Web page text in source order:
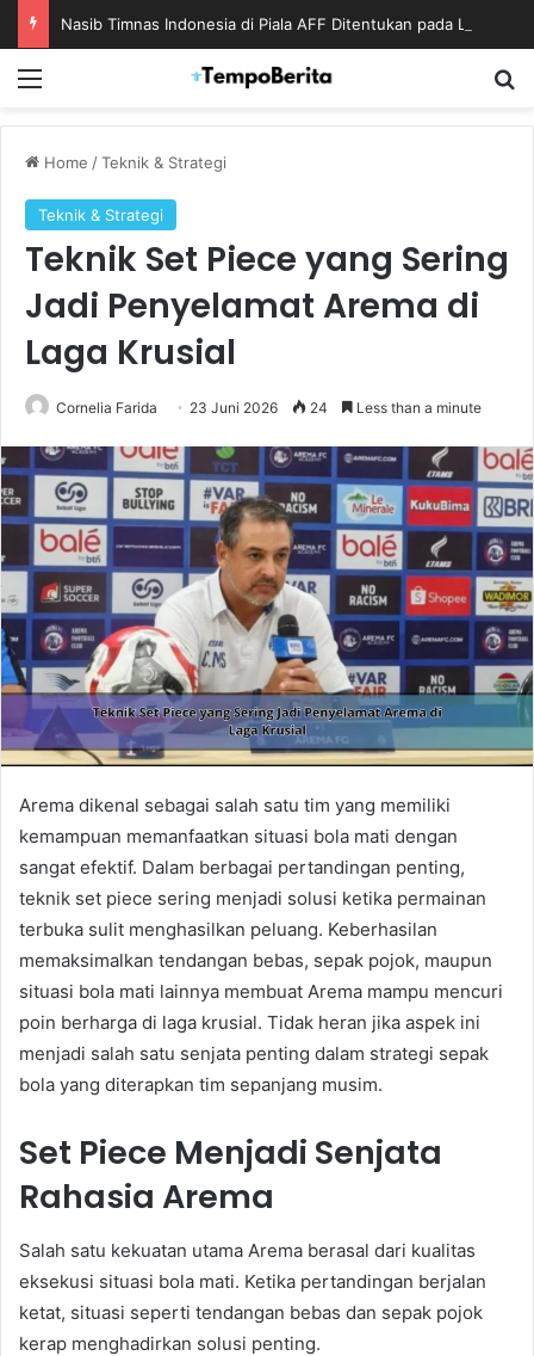
Home /Teknik & Strategi
Teknik & Strategi
Teknik Set Piece yang Sering
Jadi Penyelamat Arema di
Laga Krusial
Cornelia Farida 23 Juni 2026 24 Less than a minute
Arema dikenal sebagai salah satu tim yang memiliki
kemampuan memanfaatkan situasi bola mati dengan
sangat efektif. Dalam berbagai pertandingan penting,
teknik set piece sering menjadi solusi ketika permainan
terbuka sulit menghasilkan peluang. Keberhasilan
memaksimalkan tendangan bebas, sepak pojok, maupun
situasi bola mati lainnya membuat Arema mampu mencuri
poin berharga di laga krusial. Tidak heran jika aspek ini
menjadi salah satu senjata penting dalam strategi sepak
bola yang diterapkan tim sepanjang musim.
Set Piece Menjadi Senjata
Rahasia Arema
Salah satu kekuatan utama Arema berasal dari kualitas
eksekusi situasi bola mati. Ketika pertandingan berjalan
ketat, situasi seperti tendangan bebas dan sepak pojok
kerap menghadirkan solusi penting.